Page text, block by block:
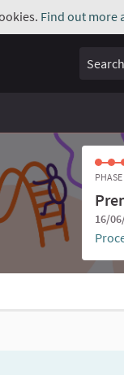
Find out more
Search
16/